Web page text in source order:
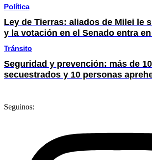
Política
Ley de Tierras: aliados de Milei le
y la votación en el Senado entra
Tránsito
Seguridad y prevención: más de
secuestrados y 10 personas
Seguinos: